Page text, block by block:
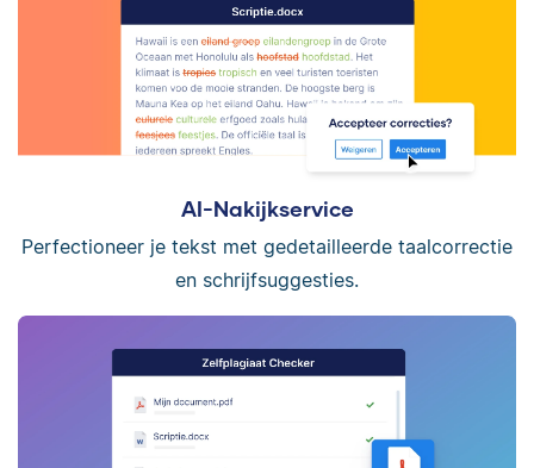
AI-Nakijkservice
Perfectioneer je tekst met gedetailleerde taalcorrectie
en schrijfsuggesties.